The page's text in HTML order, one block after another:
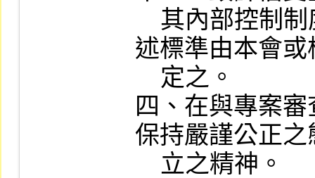
述標準由本會
四、在與專案
保持嚴謹公正